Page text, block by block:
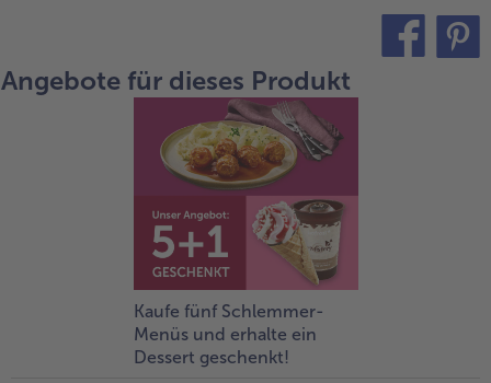
alle Kuchen & Torten
Süßspeisen
alle Süßspeisen
Obst
alle Obst
Wein & Spirituosen
alle Wein & Spirituosen
Küchenutensilien
alle Küchenutensilien
alle bofrost*free
bofrost*high Protein
alle bofrost*high Protein
bofrost*plus.
alle bofrost*plus.
Angebote für dieses Produkt
Kaufe fünf Schlemmer-
Menüs und erhalte ein
Dessert geschenkt!